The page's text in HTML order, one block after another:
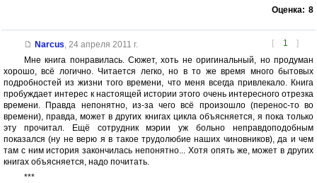
Оценка: 8
[ 1 ]
Narcus 24 апреля 2011 г.
Мне книга понравилась. Сюжет, хоть не оригинальный, но продуман
хорошо, всё логично. Читается легко, но в то же время много бытовых
подробностей из жизни того времени, что меня всегда привлекало. Книга
пробуждает интерес к настоящей истории этого очень интересного отрезка
времени. Правда непонятно, из-за чего всё произошло (перенос-то во
времени), правда, может в других книгах цикла объясняется, я пока только
эту прочитал. Ещё сотрудник мэрии уж больно неправдоподобным
показался (ну не верю я в такое трудолюбие наших чиновников), да и чем
там с ним история закончилась непонятно... Хотя опять же, может в других
книгах объясняется, надо почитать.
***